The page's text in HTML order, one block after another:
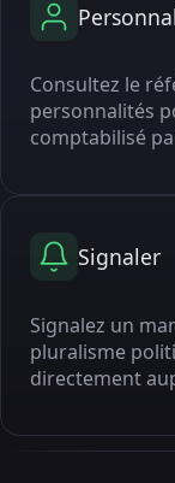
Consultez le
personnalités
comptabilisé
Signaler
Signalez un
pluralisme
directement